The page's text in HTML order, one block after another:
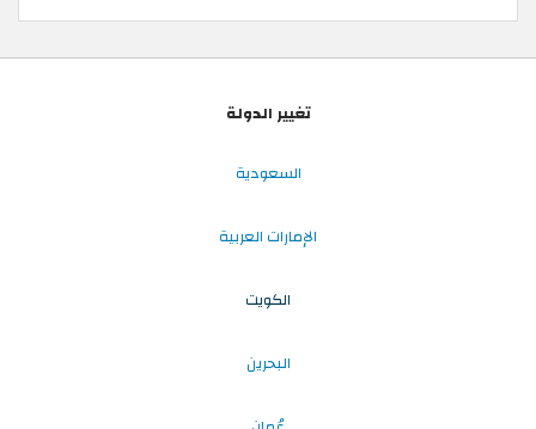
تغيير الدولة
السعودية
الإمارات العربية
الكويت
البحرين